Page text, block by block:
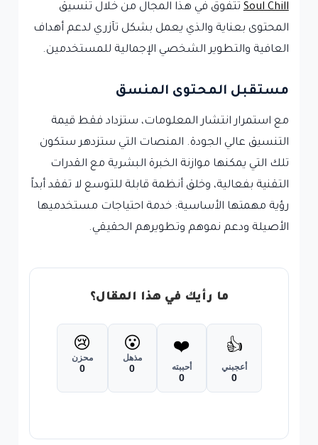
Soul Chillتتفوق في هذا المجال من خلال تنسيق
المحتوى بعناية والذي يعمل بشكل تآزري لدعم أهداف
العافية والتطوير الشخصي الإجمالية للمستخدمين.
مستقبل المحتوى المنسق
مع استمرار انتشار المعلومات، ستزداد فقط قيمة
التنسيق عالي الجودة. المنصات التي ستزدهر ستكون
تلك التي يمكنها موازنة الخبرة البشرية مع القدرات
التقنية بفعالية، وخلق أنظمة قابلة للتوسع لا تفقد أبداً
رؤية مهمتها الأساسية: خدمة احتياجات مستخدميها
الأصيلة ودعم نموهم وتطويرهم الحقيقي.
ما رأيك في هذا المقال؟
👍
أعجبني
0
❤️
أحببته
0
😮
مذهل
0
😢
محزن
0